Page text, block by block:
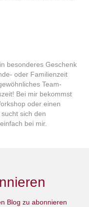
besonderes Geschenk
oder Familienzeit
Team-
Bei mir bekommst
oder einen
sich den
bei mir.
Blog zu abonnieren